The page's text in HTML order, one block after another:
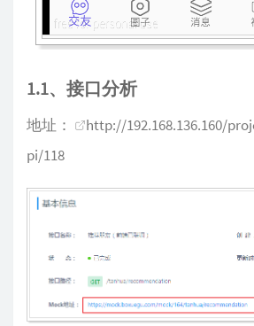
1.1、接口分析
地址：
http://192.168.136.160/
pi/118